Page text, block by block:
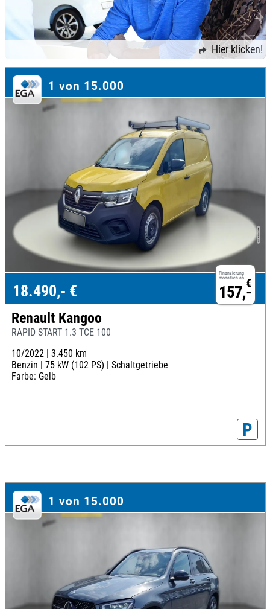
Hier klicken!
1 von 15.000
Finanzierung
monatlich ab €
157,-
18.490,- €
Renault Kangoo
RAPID START 1.3 TCE 100
10/2022 | 3.450 km
Benzin | 75 kW (102 PS) | Schaltgetriebe
Farbe: Gelb
P
1 von 15.000